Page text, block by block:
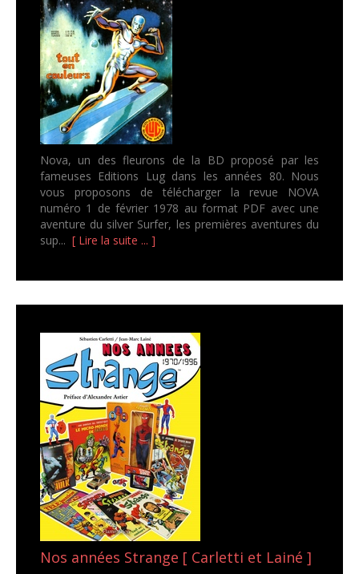
Nova, un des fleurons de la BD proposé par les
fameuses Editions Lug dans les années 80. Nous
vous proposons de télécharger la revue NOVA
numéro 1 de février 1978 au format PDF avec une
aventure du silver Surfer, les premières aventures du
sup... [ Lire la suite ... ]
Nos années Strange [ Carletti et Lainé ]